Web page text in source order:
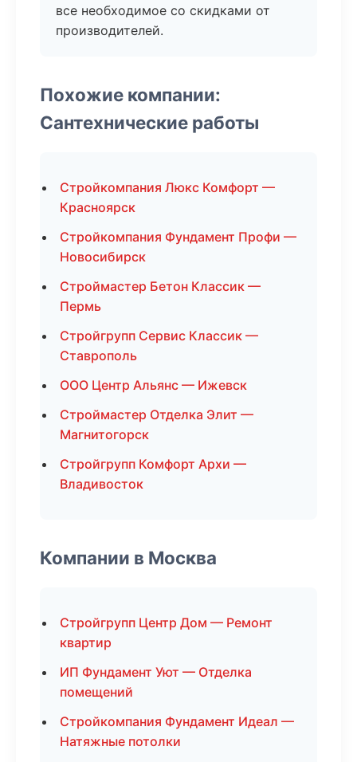
все необходимое со скидками от
производителей.
Похожие компании:
Сантехнические работы
Стройкомпания Люкс Комфорт —
Красноярск
Стройкомпания Фундамент Профи —
Новосибирск
Строймастер Бетон Классик —
Пермь
Стройгрупп Сервис Классик —
Ставрополь
ООО Центр Альянс — Ижевск
Строймастер Отделка Элит —
Магнитогорск
Стройгрупп Комфорт Архи —
Владивосток
Компании в Москва
Стройгрупп Центр Дом — Ремонт
квартир
ИП Фундамент Уют — Отделка
помещений
Стройкомпания Фундамент Идеал —
Натяжные потолки